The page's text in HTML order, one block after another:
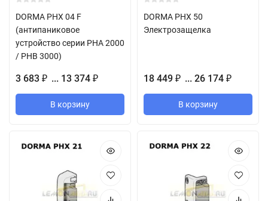
DORMA PHX 04 F
(антипаниковое
устройство серии PHA 2000
/ PHB 3000)
3 683 ₽ ... 13 374 ₽
В корзину
DORMA PHX 50
Электрозащелка
18 449 ₽ ... 26 174 ₽
В корзину